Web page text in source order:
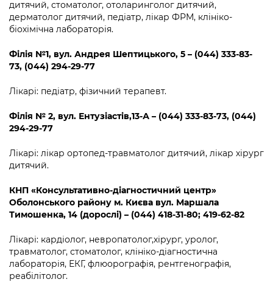
дитячий, стоматолог, отоларинголог дитячий,
дерматолог дитячий, педіатр, лікар ФРМ, клініко-
біохімічна лабораторія.
Філія №1, вул. Андрея Шептицького, 5 – (044) 333-83-
73, (044) 294-29-77
Лікарі: педіатр, фізичний терапевт.
Філія № 2, вул. Ентузіастів,13-А – (044) 333-83-73, (044)
294-29-77
Лікарі: лікар ортопед-травматолог дитячий, лікар хірург
дитячий.
КНП «Консультативно-діагностичний центр»
Оболонського району м. Києва вул. Маршала
Тимошенка, 14 (дорослі) – (044) 418-31-80; 419-62-82
Лікарі: кардіолог, невропатолог,хірург, уролог,
травматолог, стоматолог, клініко-діагностична
лабораторія, ЕКГ, флюорографія, рентгенографія,
реабілітолог.